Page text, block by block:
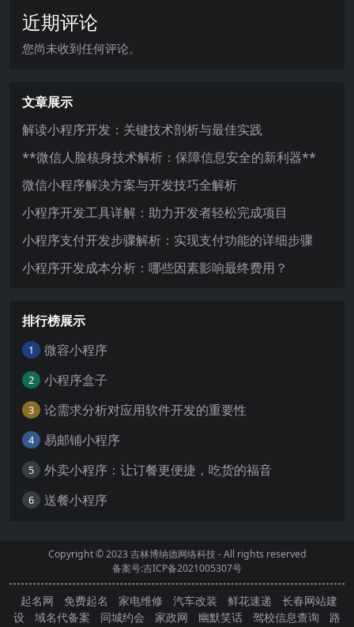
近期评论
您尚未收到任何评论。
文章展示
解读小程序开发：关键技术剖析与最佳实践
**微信人脸核身技术解析：保障信息安全的新利器**
微信小程序解决方案与开发技巧全解析
小程序开发工具详解：助力开发者轻松完成项目
小程序支付开发步骤解析：实现支付功能的详细步骤
小程序开发成本分析：哪些因素影响最终费用？
排行榜展示
1 微容小程序
2 小程序盒子
3 论需求分析对应用软件开发的重要性
4 易邮铺小程序
5 外卖小程序：让订餐更便捷，吃货的福音
6 送餐小程序
Copyright © 2023吉林博纳德网络科技- All rights reserved
备案号:吉ICP备2021005307号
起名网 免费起名 家电维修 汽车改装 鲜花速递
长春网站建
设
域名代备案 同城约会 家政网 幽默笑话 驾校信息查询
路